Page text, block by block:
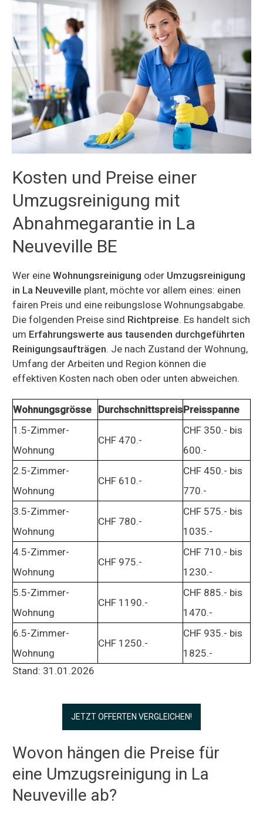
Kosten und Preise einer
Umzugsreinigung mit
Abnahmegarantie in La
Neuveville BE
Wer eine Wohnungsreinigung oder Umzugsreinigung
in La Neuveville plant, möchte vor allem eines: einen
fairen Preis und eine reibungslose Wohnungsabgabe.
Die folgenden Preise sind Richtpreise. Es handelt sich
um Erfahrungswerte aus tausenden durchgeführten
Reinigungsaufträgen. Je nach Zustand der Wohnung,
Umfang der Arbeiten und Region können die
effektiven Kosten nach oben oder unten abweichen.
Wohnungsgrösse DurchschnittspreisPreisspanne
1.5-Zimmer-
Wohnung
CHF 470.-
CHF 350.- bis
600.-
2.5-Zimmer-
Wohnung
CHF 610.-
CHF 450.- bis
770.-
3.5-Zimmer-
Wohnung
CHF 780.-
CHF 575.- bis
1035.-
4.5-Zimmer-
Wohnung
CHF 975.-
CHF 710.- bis
1230.-
5.5-Zimmer-
Wohnung
CHF 1190.-
CHF 885.- bis
1470.-
6.5-Zimmer-
Wohnung
CHF 1250.-
CHF 935.- bis
1825.-
Stand: 31.01.2026
JETZT OFFERTEN VERGLEICHEN!
Wovon hängen die Preise für
eine Umzugsreinigung in La
Neuveville ab?